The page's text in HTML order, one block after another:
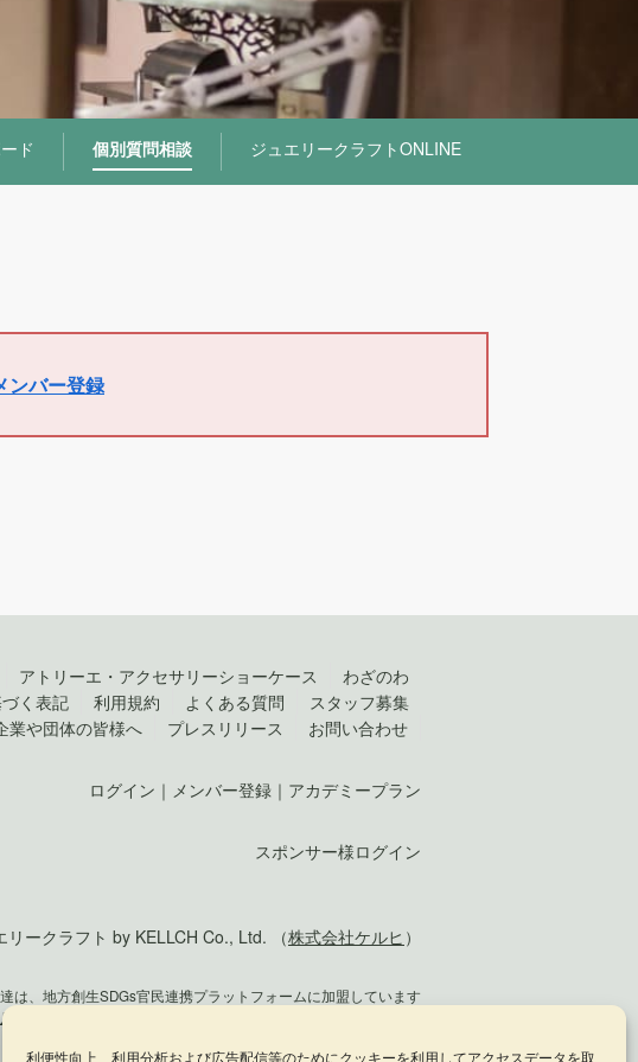
利便性向上、利用分析および広告配信等のためにクッキーを利用してアクセスデータを取
ド 個別質問相談 ジュエリークラフトONLINE
ンバー登録
アトリーエ・アクセサリーショーケース
わざのわ
く表記 利用規約 よくある質問
スタッフ募集
業や団体の皆様へ
プレスリリース お問い合わせ
ログイン ｜ メンバー登録 ｜ アカデミープラン
スポンサー様ログイン
ークラフト by KELLCH Co., Ltd. （株式会社ケルヒ ）
は、地方創生SDGs官民連携プラットフォームに加盟しています
協会